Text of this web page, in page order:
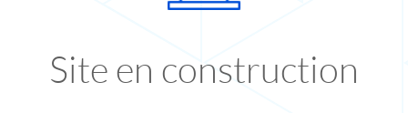
Site en construction